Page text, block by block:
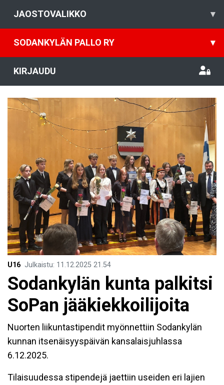
JAOSTOVALIKKO ▾
SODANKYLÄN PALLO RY ▾
KIRJAUDU
U16 Julkaistu: 11.12.2025 21.54
Sodankylän kunta palkitsi
SoPan jääkiekkoilijoita
Nuorten liikuntastipendit myönnettiin Sodankylän
kunnan itsenäisyyspäivän kansalaisjuhlassa
6.12.2025.
Tilaisuudessa stipendejä jaettiin useiden eri lajien